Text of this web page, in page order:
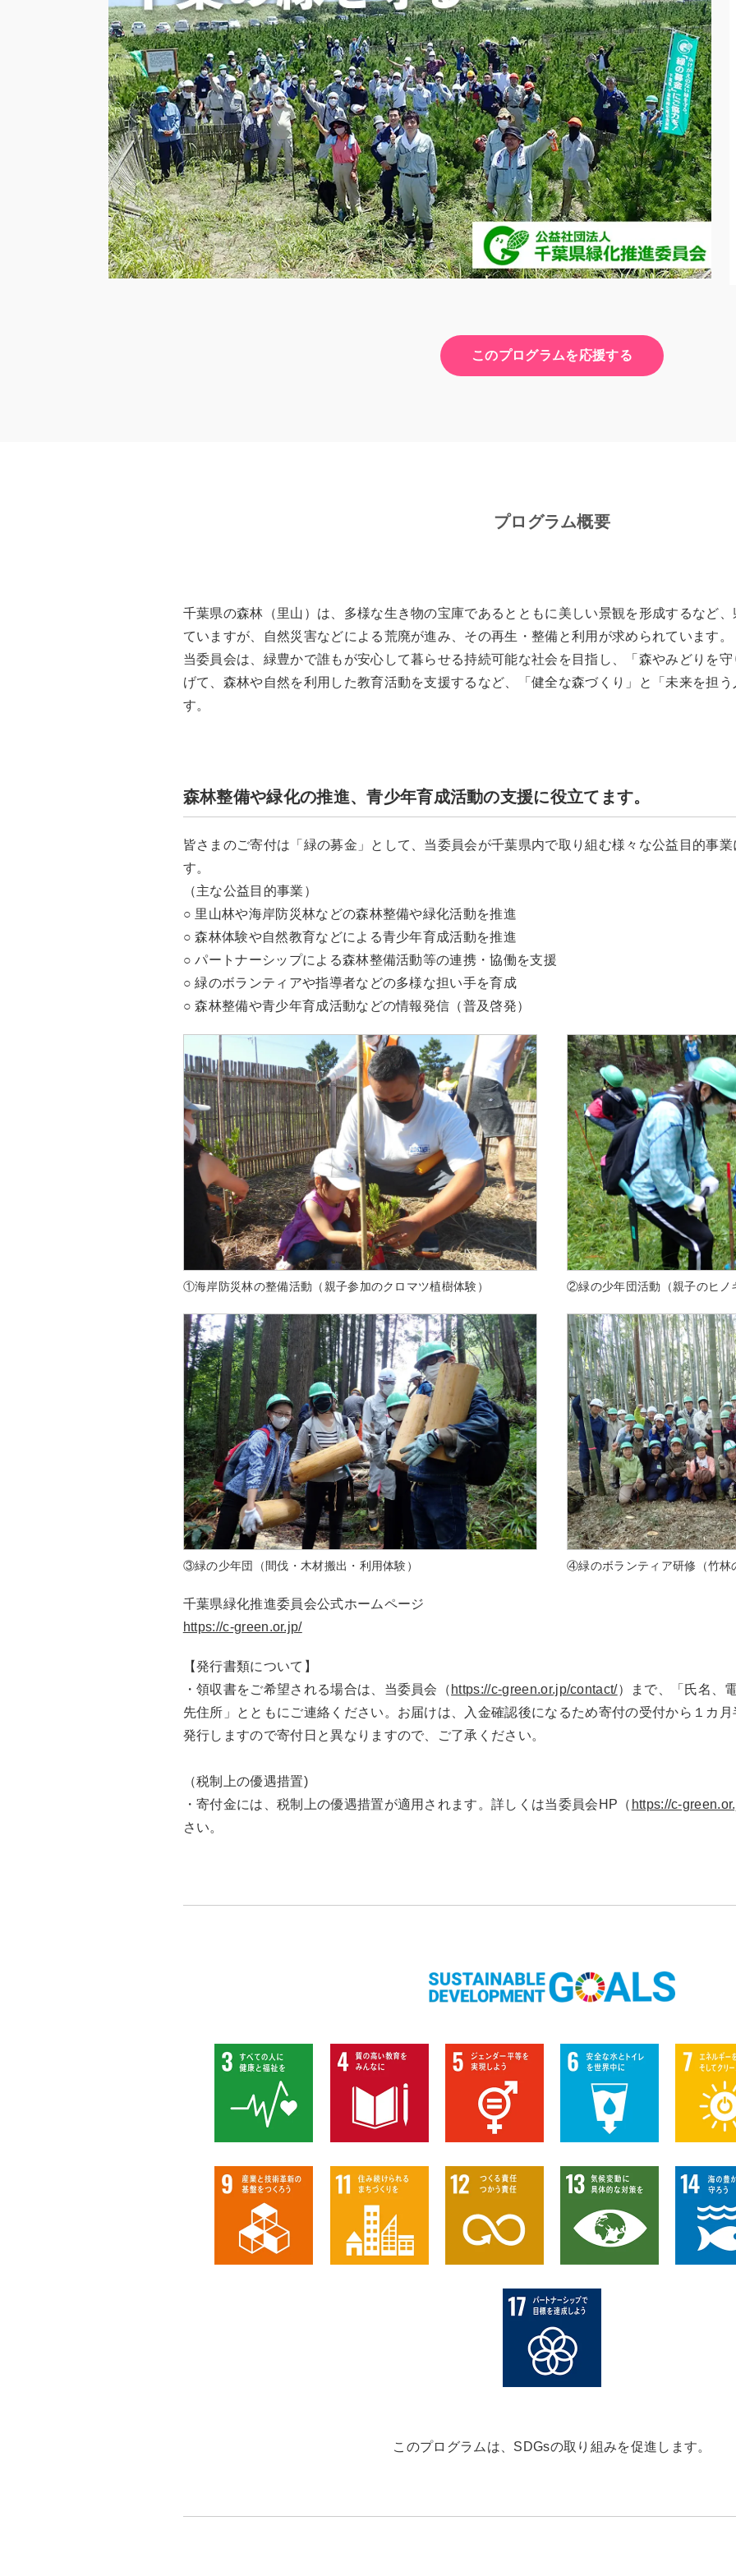
このプログラムを応援する
プログラム概要
千葉県の森林（里山）は、多様な生き物の宝庫であるとともに美しい景観を形成するなど
ていますが、自然災害などによる荒廃が進み、その再生・整備と利用が求められています。
当委員会は、緑豊かで誰もが安心して暮らせる持続可能な社会を目指し、「森やみどりを
げて、森林や自然を利用した教育活動を支援するなど、「健全な森づくり」と「未来を担
す。
森林整備や緑化の推進、青少年育成活動の支援に役立てます。
皆さまのご寄付は「緑の募金」として、当委員会が千葉県内で取り組む様々な公益目的事
す。
（主な公益目的事業）
○ 里山林や海岸防災林などの森林整備や緑化活動を推進
○ 森林体験や自然教育などによる青少年育成活動を推進
○ パートナーシップによる森林整備活動等の連携・協働を支援
○ 緑のボランティアや指導者などの多様な担い手を育成
○ 森林整備や青少年育成活動などの情報発信（普及啓発）
①海岸防災林の整備活動（親子参加のクロマツ植樹体験） ②緑の少年団活動（親子のヒノ
③緑の少年団（間伐・木材搬出・利用体験） ④緑のボランティア研修（竹林
千葉県緑化推進委員会公式ホームページ
https://c-green.or.jp/
【発行書類について】
・領収書をご希望される場合は、当委員会（ https://c-green.or.jp/contact/）まで、「氏名、
先住所」とともにご連絡ください。お届けは、入金確認後になるため寄付の受付から１カ
発行しますので寄付日と異なりますので、ご了承ください。
（税制上の優遇措置)
・寄付金には、税制上の優遇措置が適用されます。詳しくは当委員会HP（ https://c-
さい。
このプログラムは、SDGsの取り組みを促進します。